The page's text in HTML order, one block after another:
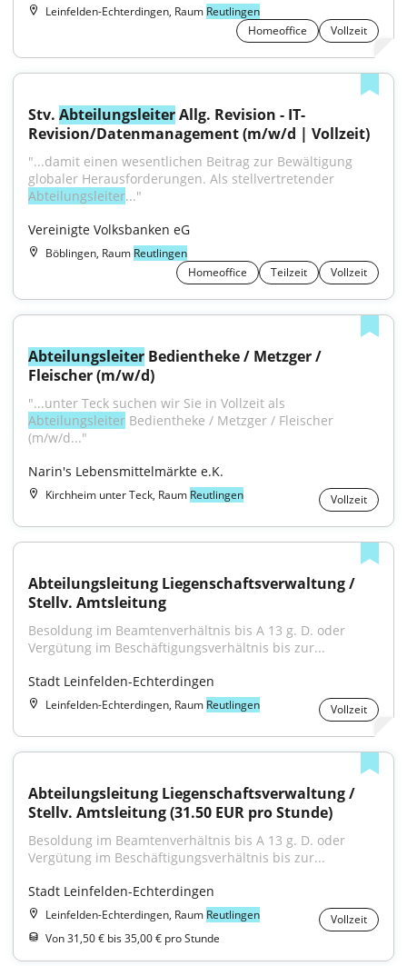
Leinfelden-Echterdingen, Raum Reutlingen
Homeoffice
Vollzeit
Stv. Abteilungsleiter Allg. Revision - IT-
Revision/Datenmanagement (m/w/d | Vollzeit)
"...damit einen wesentlichen Beitrag zur Bewältigung
Abteilungsleiter..."
Vereinigte Volksbanken eG
Böblingen, Raum Reutlingen
Homeoffice
Teilzeit Vollzeit
Abteilungsleiter Bedientheke / Metzger /
Fleischer (m/w/d)
Abteilungsleiter Bedientheke / Metzger / Fleischer
(m/w/d..."
Narin's Lebensmittelmärkte e.K.
Kirchheim unter Teck, Raum Reutlingen Vollzeit
Abteilungsleitung Liegenschaftsverwaltung /
Stellv. Amtsleitung
Besoldung im Beamtenverhältnis bis A 13 g. D. oder
Vergütung im Beschäftigungs­verhältnis bis zur...
Stadt Leinfelden-Echterdingen
Leinfelden-Echterdingen, Raum Reutlingen Vollzeit
Abteilungsleitung Liegenschaftsverwaltung /
Stellv. Amtsleitung (31.50 EUR pro Stunde)
Besoldung im Beamtenverhältnis bis A 13 g. D. oder
Vergütung im Beschäftigungs­verhältnis bis zur...
Stadt Leinfelden-Echterdingen
Leinfelden-Echterdingen, Raum Reutlingen
Vollzeit
Von 31,50 € bis 35,00 € pro Stunde